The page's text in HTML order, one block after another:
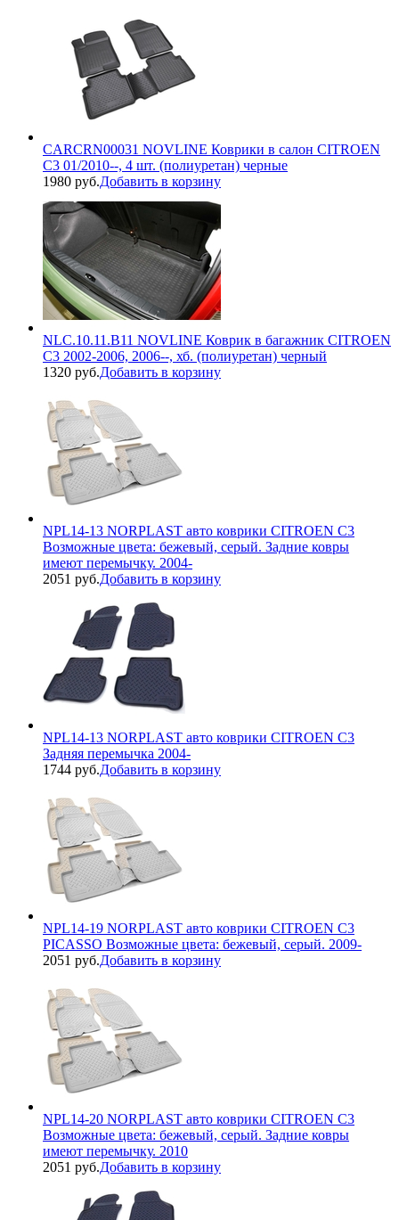
CARCRN00031 NOVLINE Коврики в салон CITROEN
C3 01/2010--, 4 шт. (полиуретан) черные
1980 руб.Добавить в корзину
NLC.10.11.B11 NOVLINE Коврик в багажник CITROEN
C3 2002-2006, 2006--, хб. (полиуретан) черный
1320 руб.Добавить в корзину
NPL14-13 NORPLAST авто коврики CITROEN C3
Возможные цвета: бежевый, серый. Задние ковры
имеют перемычку. 2004-
2051 руб.Добавить в корзину
NPL14-13 NORPLAST авто коврики CITROEN C3
Задняя перемычка 2004-
1744 руб.Добавить в корзину
NPL14-19 NORPLAST авто коврики CITROEN C3
PICASSO Возможные цвета: бежевый, серый. 2009-
2051 руб.Добавить в корзину
NPL14-20 NORPLAST авто коврики CITROEN C3
Возможные цвета: бежевый, серый. Задние ковры
имеют перемычку. 2010
2051 руб.Добавить в корзину